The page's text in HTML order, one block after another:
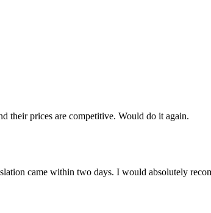
their prices are competitive. Would do it again.
came within two days. I would absolutely